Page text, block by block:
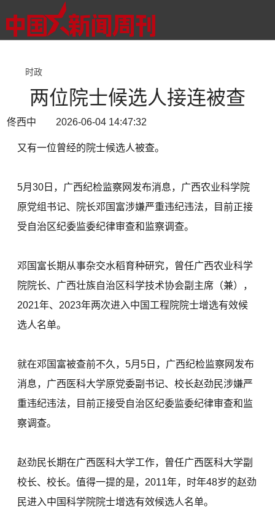
时政
两位院士候选人接连被查
佟西中 2026-06-04 14:47:32
又有一位曾经的院士候选人被查。
5月30日，广西纪检监察网发布消息，广西农业科学院
原党组书记、院长邓国富涉嫌严重违纪违法，目前正接
受自治区纪委监委纪律审查和监察调查。
邓国富长期从事杂交水稻育种研究，曾任广西农业科学
院院长、广西壮族自治区科学技术协会副主席（兼），
2021年、2023年两次进入中国工程院院士增选有效候
选人名单。
就在邓国富被查前不久，5月5日，广西纪检监察网发布
消息，广西医科大学原党委副书记、校长赵劲民涉嫌严
重违纪违法，目前正接受自治区纪委监委纪律审查和监
察调查。
赵劲民长期在广西医科大学工作，曾任广西医科大学副
校长、校长。值得一提的是，2011年，时年48岁的赵劲
民进入中国科学院院士增选有效候选人名单。